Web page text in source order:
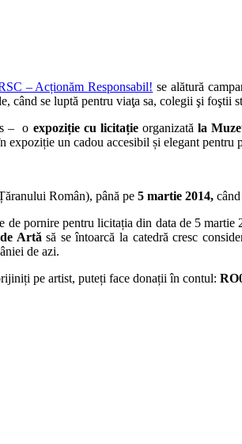
– Acționăm Responsabil! se alătură
când se luptă pentru viaţa sa, colegii şi foştii
– o expoziție cu licitațieorganizată la
un cadou accesibil și elegant pentru
Român), până pe 5 martie 2014,
de pornire pentru licitația din data de 5 martie
de Artăsă se întoarcă la catedră cresc
de azi.
pe artist, puteți face donații în contul: